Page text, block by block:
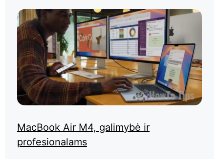
MacBook Air M4, galimybė ir
profesionalams